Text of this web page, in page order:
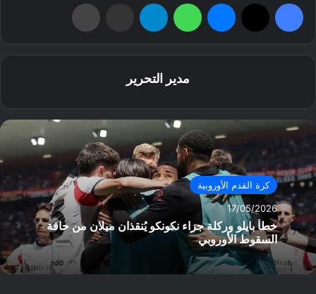
مدير التحرير
كرة القدم الأوروبية
17/05/2026
خطأ بايلو وركلة جزاء نكونكو يُنقذان ميلان من حافة
السقوط الأوروبي